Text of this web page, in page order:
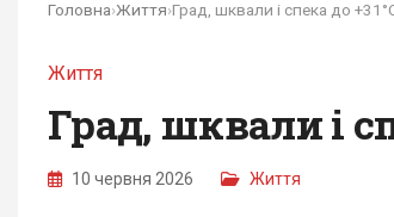
Головна›Життя›
Життя
Град, шквали і
10 червня 2026 Життя